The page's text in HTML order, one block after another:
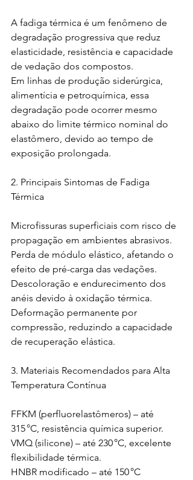
A fadiga térmica é um fenômeno de
degradação progressiva que reduz
elasticidade, resistência e capacidade
de vedação dos compostos.
Em linhas de produção siderúrgica,
alimentícia e petroquímica, essa
degradação pode ocorrer mesmo
abaixo do limite térmico nominal do
elastômero, devido ao tempo de
exposição prolongada.
2. Principais Sintomas de Fadiga
Térmica
Microfissuras superficiais com risco de
propagação em ambientes abrasivos.
Perda de módulo elástico, afetando o
efeito de pré-carga das vedações.
Descoloração e endurecimento dos
anéis devido à oxidação térmica.
Deformação permanente por
compressão, reduzindo a capacidade
de recuperação elástica.
3. Materiais Recomendados para Alta
Temperatura Contínua
FFKM (perfluorelastômeros) – até
315 °C, resistência química superior.
VMQ (silicone) – até 230 °C, excelente
flexibilidade térmica.
HNBR modificado – até 150 °C